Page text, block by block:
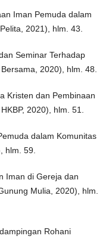
Iman Pemuda dalam
2021), hlm. 43.
Seminar Terhadap
2020), hlm. 48.
Kristen dan Pembinaan
2020), hlm. 51.
dalam Komunitas
hlm. 59.
Iman di Gereja dan
Mulia, 2020), hlm.
Rohani